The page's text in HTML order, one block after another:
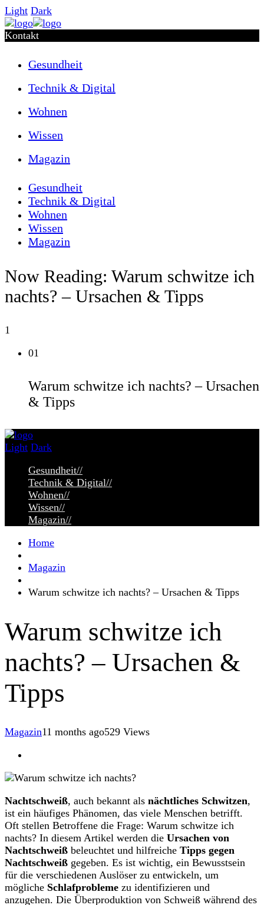
Light Dark
Kontakt
Gesundheit
Technik & Digital
Wohnen
Wissen
Magazin
Gesundheit
Technik & Digital
Wohnen
Wissen
Magazin
Now Reading: Warum schwitze ich
nachts? – Ursachen & Tipps
1
01
Warum schwitze ich nachts? – Ursachen
& Tipps
Light Dark
Gesundheit//
Technik & Digital//
Wohnen//
Wissen//
Magazin//
Home
Magazin
Warum schwitze ich nachts? – Ursachen & Tipps
Warum schwitze ich
nachts? – Ursachen &
Tipps
Magazin11 months ago529 Views
Nachtschweiß, auch bekannt als nächtliches Schwitzen,
ist ein häufiges Phänomen, das viele Menschen betrifft.
Oft stellen Betroffene die Frage: Warum schwitze ich
nachts? In diesem Artikel werden die Ursachen von
Nachtschweiß beleuchtet und hilfreiche Tipps gegen
Nachtschweiß gegeben. Es ist wichtig, ein Bewusstsein
für die verschiedenen Auslöser zu entwickeln, um
mögliche Schlafprobleme zu identifizieren und
anzugehen. Die Überproduktion von Schweiß während des